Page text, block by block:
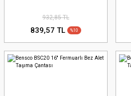
932,85 TL
839,57 TL %10